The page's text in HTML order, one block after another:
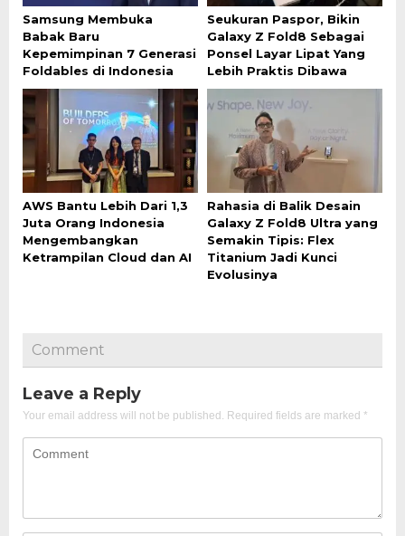
Samsung Membuka
Babak Baru
Kepemimpinan 7 Generasi
Foldables di Indonesia
Seukuran Paspor, Bikin
Galaxy Z Fold8 Sebagai
Ponsel Layar Lipat Yang
Lebih Praktis Dibawa
AWS Bantu Lebih Dari 1,3
Juta Orang Indonesia
Mengembangkan
Ketrampilan Cloud dan AI
Rahasia di Balik Desain
Galaxy Z Fold8 Ultra yang
Semakin Tipis: Flex
Titanium Jadi Kunci
Evolusinya
Comment
Leave a Reply
Your email address will not be published. Required fields are marked *